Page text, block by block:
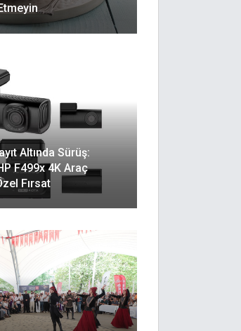
Altında Sürüş:
F499x 4K Araç
Fırsat